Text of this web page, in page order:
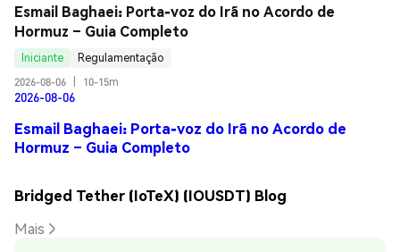
Esmail Baghaei: Porta-voz do Irã no Acordo de
Hormuz – Guia Completo
Iniciante
Regulamentação
2026-08-06
10-15m
2026-08-06
Esmail Baghaei: Porta-voz do Irã no Acordo de
Hormuz – Guia Completo
Bridged Tether (IoTeX) (IOUSDT) Blog
Mais